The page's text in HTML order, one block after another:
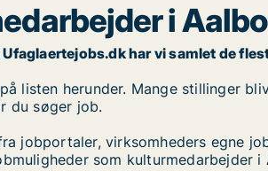
i
har vi samlet de
listen herunder. Mange stillinger
du søger job.
jobportaler, virksomheders egne
som kulturmedarbejder i